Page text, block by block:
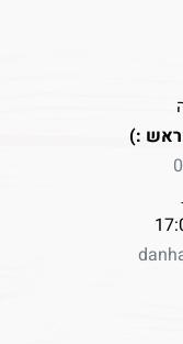
:)